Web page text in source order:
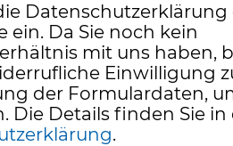
Datenschutzerklärung
ein. Da Sie noch kein
mit uns haben,
Einwilligung
der Formulardaten,
Die Details finden Sie in
.